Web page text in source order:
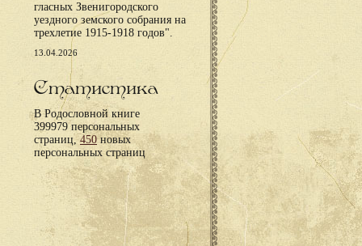
гласных Звенигородского
уездного земского собрания на
трехлетие 1915-1918 годов".
13.04.2026
Статистика
В Родословной книге
399979 персональных
страниц,450новых
персональных страниц